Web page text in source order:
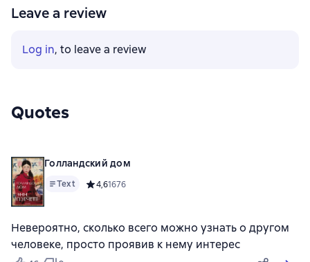
Leave a review
Log in, to leave a review
Quotes
Голландский дом
Text Средний рейтинг 4,6 на основе 1676 оценок
4,61676
Невероятно, сколько всего можно узнать о другом
человеке, просто проявив к нему интерес